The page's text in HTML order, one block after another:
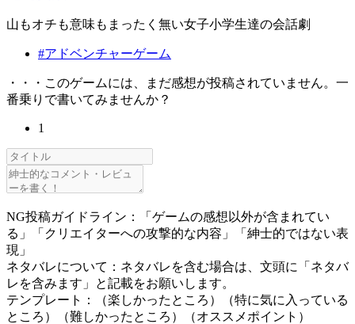
山もオチも意味もまったく無い女子小学生達の会話劇
#アドベンチャーゲーム
・・・このゲームには、まだ感想が投稿されていません。一
番乗りで書いてみませんか？
1
NG投稿ガイドライン：「ゲームの感想以外が含まれてい
る」「クリエイターへの攻撃的な内容」「紳士的ではない表
現」
ネタバレについて：ネタバレを含む場合は、文頭に「ネタバ
レを含みます」と記載をお願いします。
テンプレート：（楽しかったところ）（特に気に入っている
ところ）（難しかったところ）（オススメポイント）